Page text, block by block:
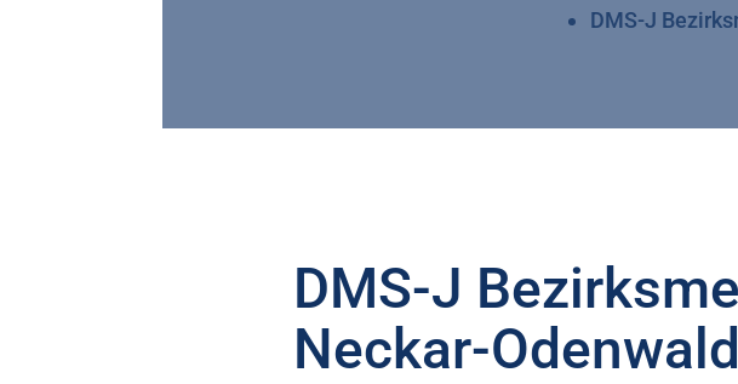
DMS-J
DMS-J
Neckar-Odenwald